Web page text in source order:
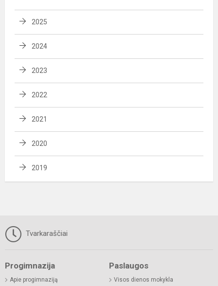
2025
2024
2023
2022
2021
2020
2019
Tvarkaraščiai
Progimnazija
Apie progimnaziją
Paslaugos
Visos dienos mokykla